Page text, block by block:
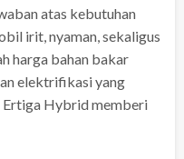
atas kebutuhan
irit, nyaman, sekaligus
harga bahan bakar
elektrifikasi yang
Ertiga Hybrid memberi